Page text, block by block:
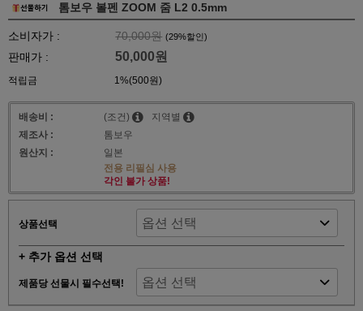
톰보우 볼펜 ZOOM 줌 L2 0.5mm
소비자가 : 70,000원 (29%할인)
판매가 : 50,000원
적립금 1%(500원)
배송비 : (조건)
지역별
제조사 :
톰보우
원산지 :
일본
전용 리필심 사용
각인 불가 상품!
상품선택
+ 추가 옵션 선택
제품당 선물시 필수선택!